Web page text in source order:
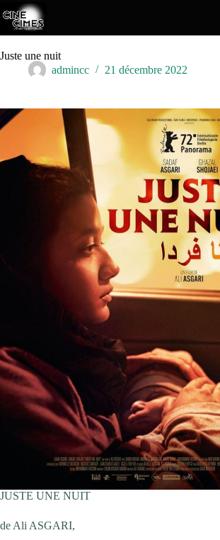
Passer
au
contenu
Juste une nuit
admincc
21 décembre 2022
JUSTE UNE NUIT
de Ali ASGARI,